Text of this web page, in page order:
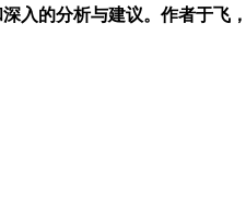
入的分析与建议。作者于飞